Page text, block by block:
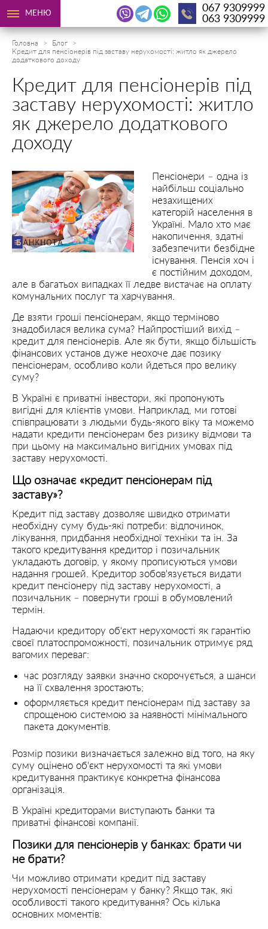
МЕНЮ
067 9309999
063 9309999
Головна
Блог
Кредит для пенсіонерів під заставу нерухомості: житло як джерело
додаткового доходу
Кредит для пенсіонерів під
заставу нерухомості: житло
як джерело додаткового
доходу
Пенсіонери – одна із
найбільш соціально
незахищених
категорій населення в
Україні. Мало хто має
накопичення, здатні
забезпечити безбідне
існування. Пенсія хоч і
є постійним доходом,
але в багатьох випадках її ледве вистачає на оплату
комунальних послуг та харчування.
Де взяти гроші пенсіонерам, якщо терміново
знадобилася велика сума? Найпростіший вихід –
кредит для пенсіонерів. Але як бути, якщо більшість
фінансових установ дуже неохоче дає позику
пенсіонерам, особливо коли йдеться про велику
суму?
В Україні є приватні інвестори, які пропонують
вигідні для клієнтів умови. Наприклад, ми готові
співпрацювати з людьми будь-якого віку та можемо
надати кредити пенсіонерам без ризику відмови та
при цьому на максимально вигідних умовах під
заставу нерухомості.
Що означає «кредит пенсіонерам під
заставу»?
Кредит під заставу дозволяє швидко отримати
необхідну суму будь-які потреби: відпочинок,
лікування, придбання необхідної техніки та ін. За
такого кредитування кредитор і позичальник
укладають договір, у якому прописуються умови
надання грошей. Кредитор зобов'язується видати
кредит пенсіонеру під заставу нерухомості, а
позичальник – повернути гроші в обумовлений
термін.
Надаючи кредитору об'єкт нерухомості як гарантію
своєї платоспроможності, позичальник отримує ряд
вагомих переваг:
час розгляду заявки значно скорочується, а шанси
на її схвалення зростають;
оформляється кредит пенсіонерам під заставу за
спрощеною системою за наявності мінімального
пакета документів.
Розмір позики визначається залежно від того, на яку
суму оцінено об'єкт нерухомості та які умови
кредитування практикує конкретна фінансова
організація.
В Україні кредиторами виступають банки та
приватні фінансові компанії.
Позики для пенсіонерів у банках: брати чи
не брати?
Чи можливо отримати кредит під заставу
нерухомості пенсіонерам у банку? Якщо так, які
особливості такого кредитування? Ось кілька
основних моментів: